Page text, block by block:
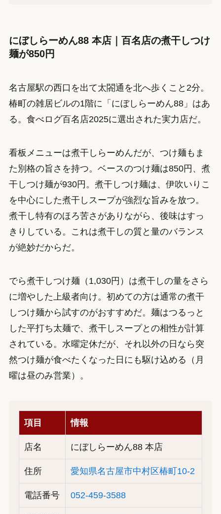
にぼしらーめん88 本店｜百名店の煮干しつけ
麺が850円
名古屋駅の西口を出て太閤通を北へ歩くこと2分。
椿町の雑居ビルの1階に「にぼしらーめん88」はあ
る。食べログ百名店2025に選出された実力店だ。
看板メニューは煮干しらーめんだが、つけ麺もま
た別格の旨さを持つ。ベースのつけ麺は850円、煮
干しつけ麺が930円。煮干しつけ麺は、伊吹いりこ
を中心にした煮干しスープが強烈な旨みを放つ。
煮干し特有のほろ苦さがありながら、後味はすっ
きりしている。これは煮干しの質と量のバランス
が絶妙だからだ。
でら煮干しつけ麺（1,030円）は煮干しの量をさら
に増やした上級者向け。初めての方は通常の煮干
しつけ麺から試すのがおすすめだ。麺はつるっと
した平打ち太麺で、煮干しスープとの相性が計算
されている。水曜定休だが、それ以外の日なら突
然つけ麺が食べたくなった日にも駆け込める（月
曜は昼のみ営業）。
項目 情報
店名 にぼしらーめん88 本店
住所 愛知県名古屋市中村区椿町10-2
電話番号 052-459-3588